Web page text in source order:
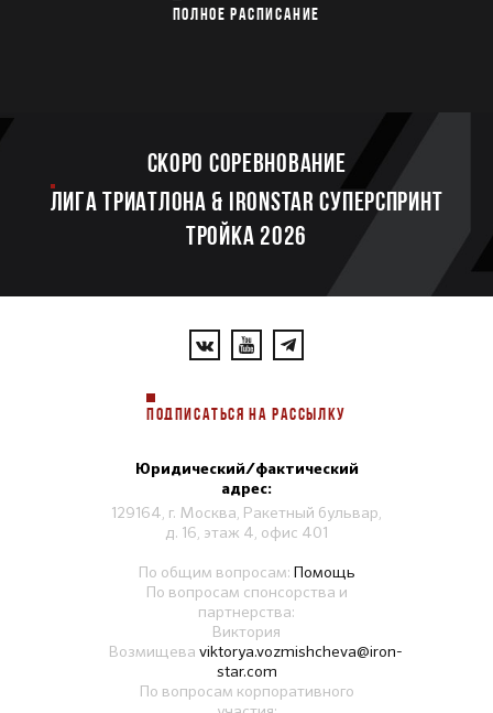
ПОЛНОЕ РАСПИСАНИЕ
Скоро соревнование
ЛИГА ТРИАТЛОНА & IRONSTAR СУПЕРСПРИНТ
ТРОЙКА 2026
ПОДПИСАТЬСЯ НА РАССЫЛКУ
Юридический/фактический
адрес:
129164, г. Москва, Ракетный бульвар,
д. 16, этаж 4, офис 401
По общим вопросам: Помощь
По вопросам спонсорства и
партнерства:
Виктория
Возмищева viktorya.vozmishcheva@iron-
star.com
По вопросам корпоративного